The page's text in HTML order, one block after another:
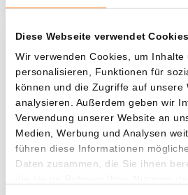
Diese Webseite verwendet Cookies
Wir verwenden Cookies, um Inhalte
personalisieren, Funktionen für
können und die Zugriffe auf unsere
analysieren. Außerdem geben wir
Verwendung unserer Website an
Medien, Werbung und Analysen
führen diese Informationen
Daten zusammen, die Sie ihnen
Was, wenn
Zie hoeveel waarde je
je dollar-cost averaging
verschillende
Hätte investiert In
$